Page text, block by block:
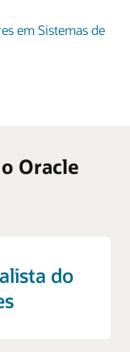
em Sistemas de
Oracle
do